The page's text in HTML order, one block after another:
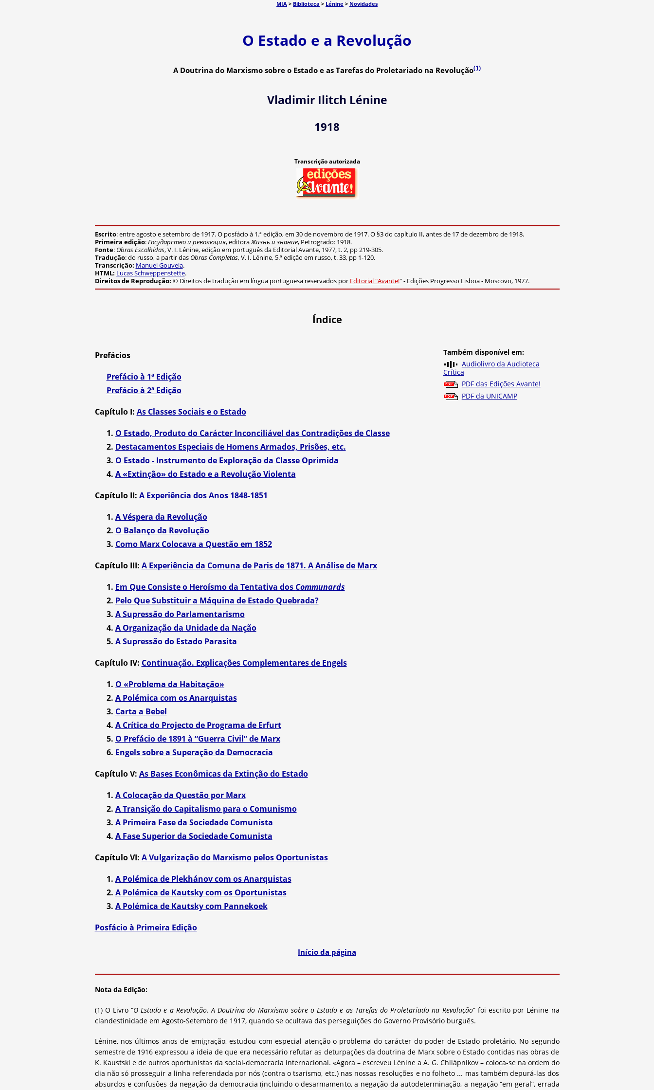
MIA > Biblioteca > Lénine > Novidades
O Estado e a Revolução
A Doutrina do Marxismo sobre o Estado e as Tarefas do Proletariado na Revolução(1)
Vladimir Ilitch Lénine
1918
Transcrição autorizada
Escrito: entre agosto e setembro de 1917. O posfácio à 1.ª edição, em 30 de novembro de 1917. O §3 do capítulo II, antes de 17 de dezembro de 1918.
Primeira edição:Государство и революция, editoraЖизнь и знание, Petrogrado: 1918.
Fonte: Obras Escolhidas, V. I. Lénine, edição em português da Editorial Avante, 1977, t. 2, pp 219-305.
Tradução: do russo, a partir das Obras Completas, V. I. Lénine, 5.ª edição em russo, t. 33, pp 1-120.
Transcrição: Manuel Gouveia.
HTML: Lucas Schweppenstette.
Direitos de Reprodução: © Direitos de tradução em língua portuguesa reservados por Editorial "Avante!" - Edições Progresso Lisboa - Moscovo, 1977.
Índice
Também disponível em:
Audiolivro da Audioteca
Crítica
PDF das Edições Avante!
PDF da UNICAMP
Prefácios
Prefácio à 1ª Edição
Prefácio à 2ª Edição
Capítulo I: As Classes Sociais e o Estado
1. O Estado, Produto do Carácter Inconciliável das Contradições de Classe
2. Destacamentos Especiais de Homens Armados, Prisões, etc.
3. O Estado - Instrumento de Exploração da Classe Oprimida
4. A «Extinção» do Estado e a Revolução Violenta
Capítulo II: A Experiência dos Anos 1848-1851
1. A Véspera da Revolução
2. O Balanço da Revolução
3. Como Marx Colocava a Questão em 1852
Capítulo III: A Experiência da Comuna de Paris de 1871. A Análise de Marx
1. Em Que Consiste o Heroísmo da Tentativa dos Communards
2. Pelo Que Substituir a Máquina de Estado Quebrada?
3. A Supressão do Parlamentarismo
4. A Organização da Unidade da Nação
5. A Supressão do Estado Parasita
Capítulo IV: Continuação. Explicações Complementares de Engels
1. O «Problema da Habitação»
2. A Polémica com os Anarquistas
3. Carta a Bebel
4. A Crítica do Projecto de Programa de Erfurt
5. O Prefácio de 1891 à “Guerra Civil” de Marx
6. Engels sobre a Superação da Democracia
Capítulo V: As Bases Econômicas da Extinção do Estado
1. A Colocação da Questão por Marx
2. A Transição do Capitalismo para o Comunismo
3. A Primeira Fase da Sociedade Comunista
4. A Fase Superior da Sociedade Comunista
Capítulo VI: A Vulgarização do Marxismo pelos Oportunistas
1. A Polémica de Plekhánov com os Anarquistas
2. A Polémica de Kautsky com os Oportunistas
3. A Polémica de Kautsky com Pannekoek
Posfácio à Primeira Edição
Início da página
Nota da Edição:
(1) O Livro “O Estado e a Revolução. A Doutrina do Marxismo sobre o Estado e as Tarefas do Proletariado na Revolução” foi escrito por Lénine na
clandestinidade em Agosto-Setembro de 1917, quando se ocultava das perseguições do Governo Provisório burguês.
Lénine, nos últimos anos de emigração, estudou com especial atenção o problema do carácter do poder de Estado proletário. No segundo
semestre de 1916 expressou a ideia de que era necessário refutar as deturpações da doutrina de Marx sobre o Estado contidas nas obras de
K. Kaustski e de outros oportunistas da social-democracia internacional. «Agora – escreveu Lénine a A. G. Chliápnikov – coloca-se na ordem do
dia não só prosseguir a linha referendada por nós (contra o tsarismo, etc.) nas nossas resoluções e no folheto ... mas também depurá-las dos
absurdos e confusões da negação da democracia (incluindo o desarmamento, a negação da autodeterminação, a negação “em geral”, errada